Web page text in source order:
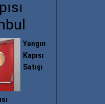
Yangın
Kapısı
Satışı